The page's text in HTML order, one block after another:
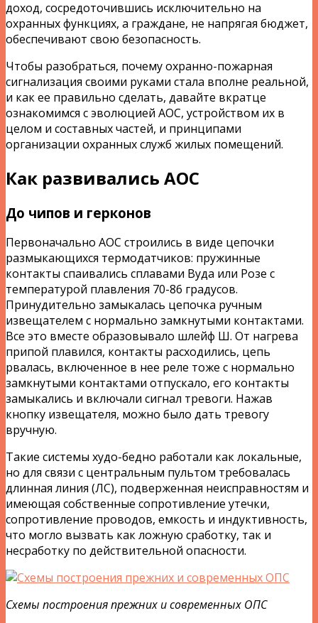
доход, сосредоточившись исключительно на
охранных функциях, а граждане, не напрягая бюджет,
обеспечивают свою безопасность.
Чтобы разобраться, почему охранно-пожарная
сигнализация своими руками стала вполне реальной,
и как ее правильно сделать, давайте вкратце
ознакомимся с эволюцией АОС, устройством их в
целом и составных частей, и принципами
организации охранных служб жилых помещений.
Как развивались АОС
До чипов и герконов
Первоначально АОС строились в виде цепочки
размыкающихся термодатчиков: пружинные
контакты спаивались сплавами Вуда или Розе с
температурой плавления 70-86 градусов.
Принудительно замыкалась цепочка ручным
извещателем с нормально замкнутыми контактами.
Все это вместе образовывало шлейф Ш. От нагрева
припой плавился, контакты расходились, цепь
рвалась, включенное в нее реле тоже с нормально
замкнутыми контактами отпускало, его контакты
замыкались и включали сигнал тревоги. Нажав
кнопку извещателя, можно было дать тревогу
вручную.
Такие системы худо-бедно работали как локальные,
но для связи с центральным пультом требовалась
длинная линия (ЛС), подверженная неисправностям и
имеющая собственные сопротивление утечки,
сопротивление проводов, емкость и индуктивность,
что могло вызвать как ложную сработку, так и
несработку по действительной опасности.
Схемы построения прежних и современных ОПС